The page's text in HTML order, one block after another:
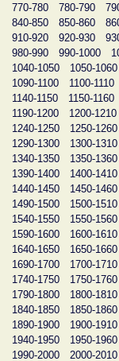
770-780
780-790
840-850
850-860
910-920
920-930
980-990
990-1000
1040-1050
1050-1060
1090-1100
1100-1110
1140-1150
1150-1160
1190-1200
1200-1210
1240-1250
1250-1260
1290-1300
1300-1310
1340-1350
1350-1360
1390-1400
1400-1410
1440-1450
1450-1460
1490-1500
1500-1510
1540-1550
1550-1560
1590-1600
1600-1610
1640-1650
1650-1660
1690-1700
1700-1710
1740-1750
1750-1760
1790-1800
1800-1810
1840-1850
1850-1860
1890-1900
1900-1910
1940-1950
1950-1960
1990-2000
2000-2010